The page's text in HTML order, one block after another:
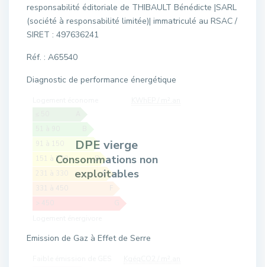
responsabilité éditoriale de THIBAULT Bénédicte |SARL
(société à responsabilité limitée)| immatriculé au RSAC /
SIRET : 497636241
Réf. : A65540
Diagnostic de performance énergétique
91 à 150
C
151 à 230
D
231 à 330
E
331 à 450
F
> 450
G
DPE vierge
Consommations non
exploitables
Emission de Gaz à Effet de Serre